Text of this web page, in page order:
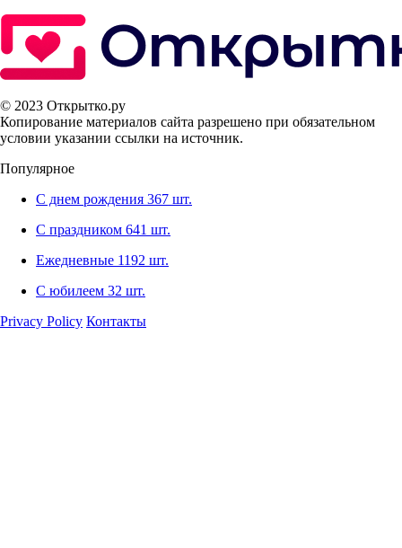
© 2023 Открытко.ру
Копирование материалов сайта разрешено при обязательном
условии указании ссылки на источник.
Популярное
С днем рождения 367 шт.
С праздником 641 шт.
Ежедневные 1192 шт.
С юбилеем 32 шт.
Privacy Policy Контакты